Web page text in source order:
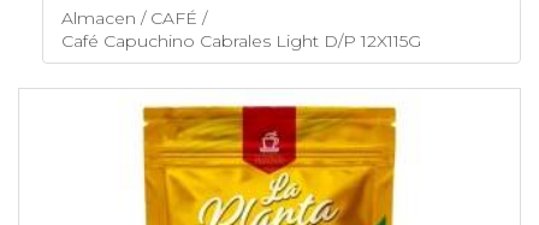
Almacen / CAFÉ /
Café Capuchino Cabrales Light D/P 12X115G